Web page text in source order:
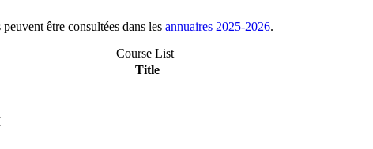
être consultées dans les annuaires 2025-2026.
Course List
Title